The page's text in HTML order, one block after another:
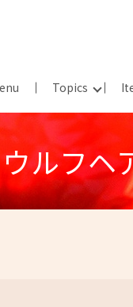
Topics
ウルフヘ